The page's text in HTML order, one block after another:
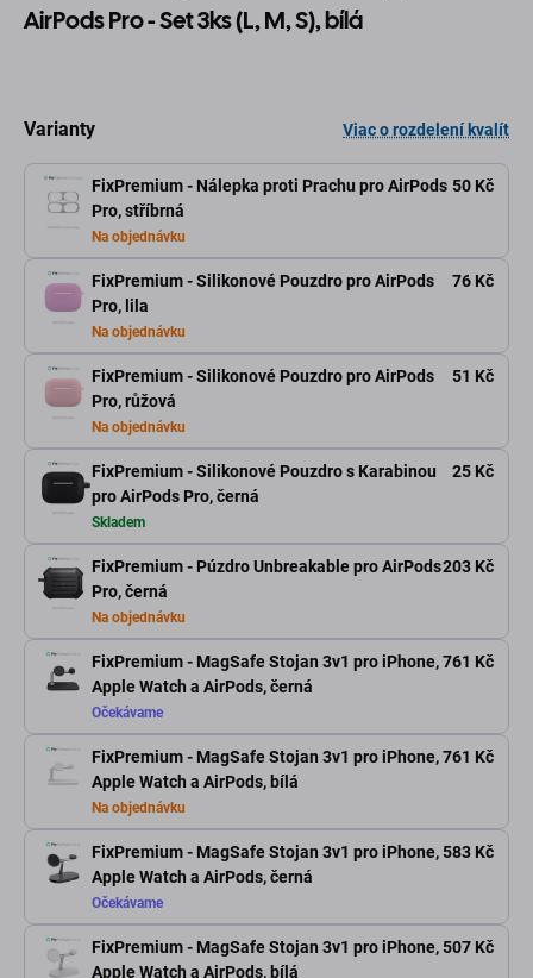
AirPods Pro - Set 3ks (L, M, S), bílá
Varianty Viac o rozdelení kvalít
FixPremium - Nálepka proti Prachu pro AirPods
Pro, stříbrná
50 Kč
Na objednávku
FixPremium - Silikonové Pouzdro pro AirPods
Pro, lila
76 Kč
Na objednávku
FixPremium - Silikonové Pouzdro pro AirPods
Pro, růžová
51 Kč
Na objednávku
FixPremium - Silikonové Pouzdro s Karabinou
pro AirPods Pro, černá
25 Kč
Skladem
FixPremium - Púzdro Unbreakable pro AirPods
Pro, černá
203 Kč
Na objednávku
FixPremium - MagSafe Stojan 3v1 pro iPhone,
Apple Watch a AirPods, černá
761 Kč
Očekávame
FixPremium - MagSafe Stojan 3v1 pro iPhone,
Apple Watch a AirPods, bílá
761 Kč
Na objednávku
FixPremium - MagSafe Stojan 3v1 pro iPhone,
Apple Watch a AirPods, černá
583 Kč
Očekávame
FixPremium - MagSafe Stojan 3v1 pro iPhone,
Apple Watch a AirPods, bílá
507 Kč